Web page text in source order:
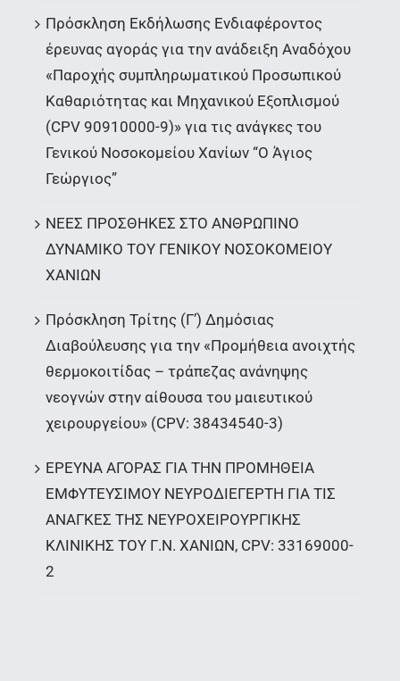
Πρόσκληση Εκδήλωσης Ενδιαφέροντος
έρευνας αγοράς για την ανάδειξη Αναδόχου
«Παροχής συμπληρωματικού Προσωπικού
Καθαριότητας και Μηχανικού Εξοπλισμού
(CPV 90910000-9)» για τις ανάγκες του
Γενικού Νοσοκομείου Χανίων “Ο Άγιος
Γεώργιος”
ΝΕΕΣ ΠΡΟΣΘΗΚΕΣ ΣΤΟ ΑΝΘΡΩΠΙΝΟ
ΔΥΝΑΜΙΚΟ ΤΟΥ ΓΕΝΙΚΟΥ ΝΟΣΟΚΟΜΕΙΟΥ
ΧΑΝΙΩΝ
Πρόσκληση Τρίτης (Γ’) Δημόσιας
Διαβούλευσης για την «Προμήθεια ανοιχτής
θερμοκοιτίδας – τράπεζας ανάνηψης
νεογνών στην αίθουσα του μαιευτικού
χειρουργείου» (CPV: 38434540-3)
ΕΡΕΥΝΑ ΑΓΟΡΑΣ ΓΙΑ ΤΗΝ ΠΡΟΜΗΘΕΙΑ
ΕΜΦΥΤΕΥΣΙΜΟΥ ΝΕΥΡΟΔΙΕΓΕΡΤΗ ΓΙΑ ΤΙΣ
ΑΝΑΓΚΕΣ ΤΗΣ ΝΕΥΡΟΧΕΙΡΟΥΡΓΙΚΗΣ
ΚΛΙΝΙΚΗΣ ΤΟΥ Γ.Ν. ΧΑΝΙΩΝ, CPV: 33169000-
2